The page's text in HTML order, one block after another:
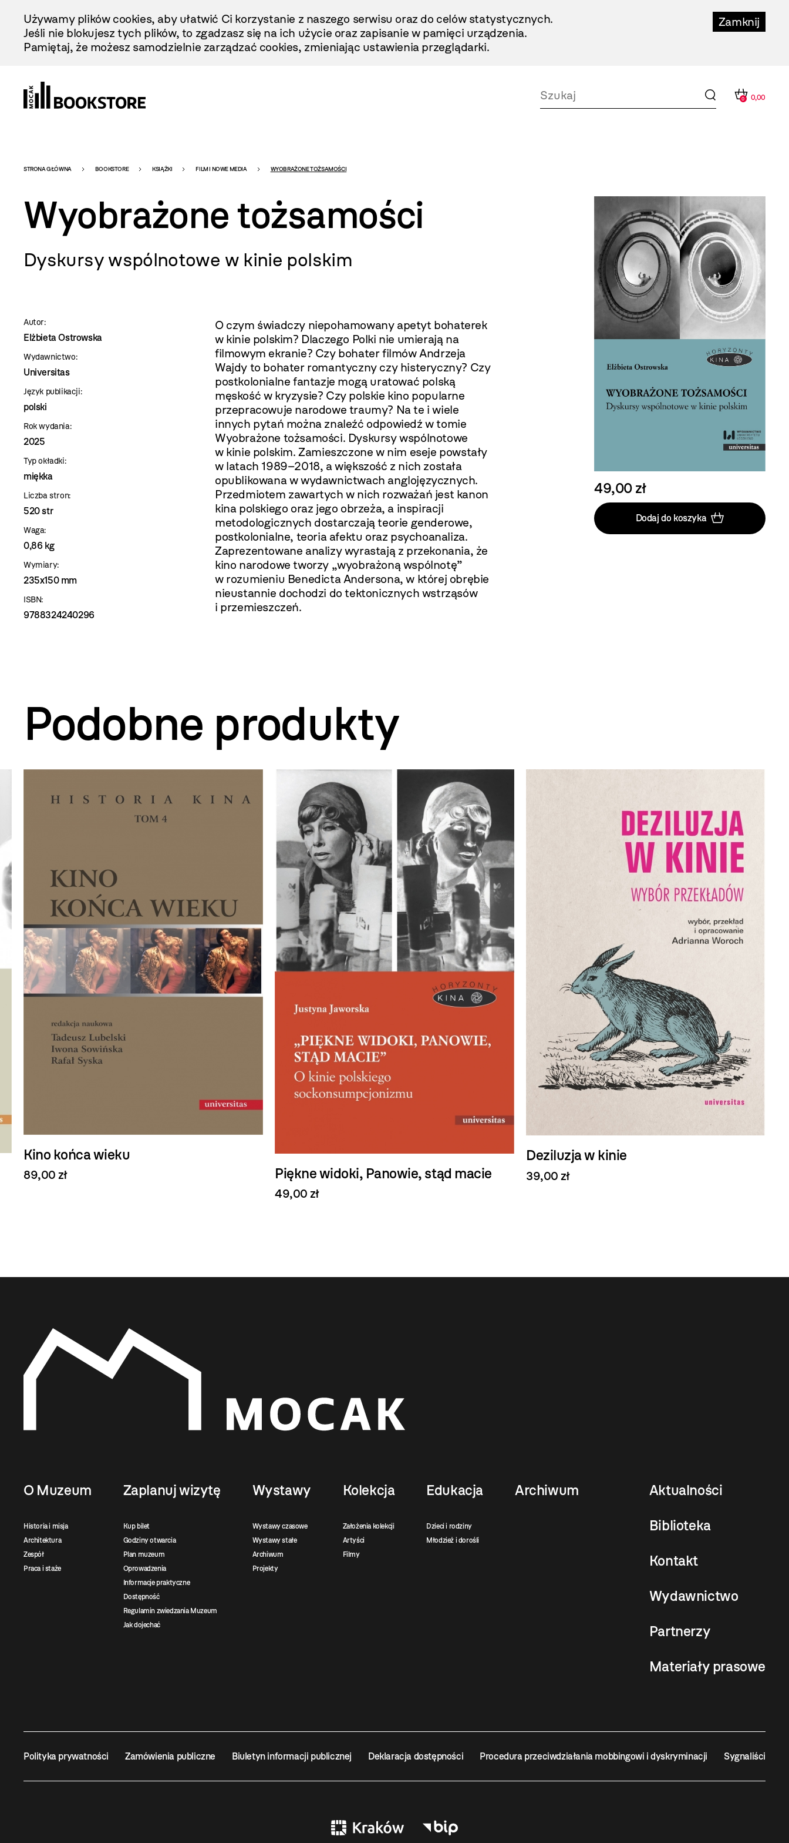
Treści
Zamknij
Używamy plików cookies, aby ułatwić Ci korzystanie z naszego serwisu oraz do celów statystycznych.
Jeśli nie blokujesz tych plików, to zgadzasz się na ich użycie oraz zapisanie w pamięci urządzenia.
Pamiętaj, że możesz samodzielnie zarządzać cookies, zmieniając ustawienia przeglądarki.
0 0,00
Bookstore
-
szablon
szczegóły
STRONA GŁÓWNA BOOKSTORE KSIĄŻKI FILM I NOWE MEDIA WYOBRAŻONE TOŻSAMOŚCI
Wyobrażone tożsamości
Dyskursy wspólnotowe w kinie polskim
Autor:
Elżbieta Ostrowska
Wydawnictwo:
Universitas
Język publikacji:
polski
Rok wydania:
2025
Typ okładki:
miękka
Liczba stron:
520 str
Waga:
0,86 kg
Wymiary:
235x150 mm
ISBN:
9788324240296
O czym świadczy niepohamowany apetyt bohaterek
w kinie polskim? Dlaczego Polki nie umierają na
filmowym ekranie? Czy bohater filmów Andrzeja
Wajdy to bohater romantyczny czy histeryczny? Czy
postkolonialne fantazje mogą uratować polską
męskość w kryzysie? Czy polskie kino popularne
przepracowuje narodowe traumy? Na te i wiele
innych pytań można znaleźć odpowiedź w tomie
Wyobrażone tożsamości. Dyskursy wspólnotowe
w kinie polskim. Zamieszczone w nim eseje powstały
w latach 1989–2018, a większość z nich została
opublikowana w wydawnictwach anglojęzycznych.
Przedmiotem zawartych w nich rozważań jest kanon
kina polskiego oraz jego obrzeża, a inspiracji
metodologicznych dostarczają teorie genderowe,
postkolonialne, teoria afektu oraz psychoanaliza.
Zaprezentowane analizy wyrastają z przekonania, że
kino narodowe tworzy „wyobrażoną wspólnotę”
w rozumieniu Benedicta Andersona, w której obrębie
nieustannie dochodzi do tektonicznych wstrząsów
i przemieszczeń.
49,00 zł
Dodaj do koszyka
Podobne produkty
Kino końca wieku
89,00 zł Piękne widoki, Panowie, stąd macie
49,00 zł
Deziluzja w kinie
39,00 zł
O Muzeum
Historia i misja
Architektura
Zespół
Praca i staże
Zaplanuj wizytę
Kup bilet
Godziny otwarcia
Plan muzeum
Oprowadzenia
Informacje praktyczne
Dostępność
Regulamin zwiedzania Muzeum
Jak dojechać
Wystawy
Wystawy czasowe
Wystawy stałe
Archiwum
Projekty
Kolekcja
Założenia kolekcji
Artyści
Filmy
Edukacja
Dzieci i rodziny
Młodzież i dorośli
Archiwum Aktualności
Biblioteka
Kontakt
Wydawnictwo
Partnerzy
Materiały prasowe
Polityka prywatności Zamówienia publiczne Biuletyn informacji publicznej Deklaracja dostępności Procedura przeciwdziałania mobbingowi i dyskryminacji Sygnaliści